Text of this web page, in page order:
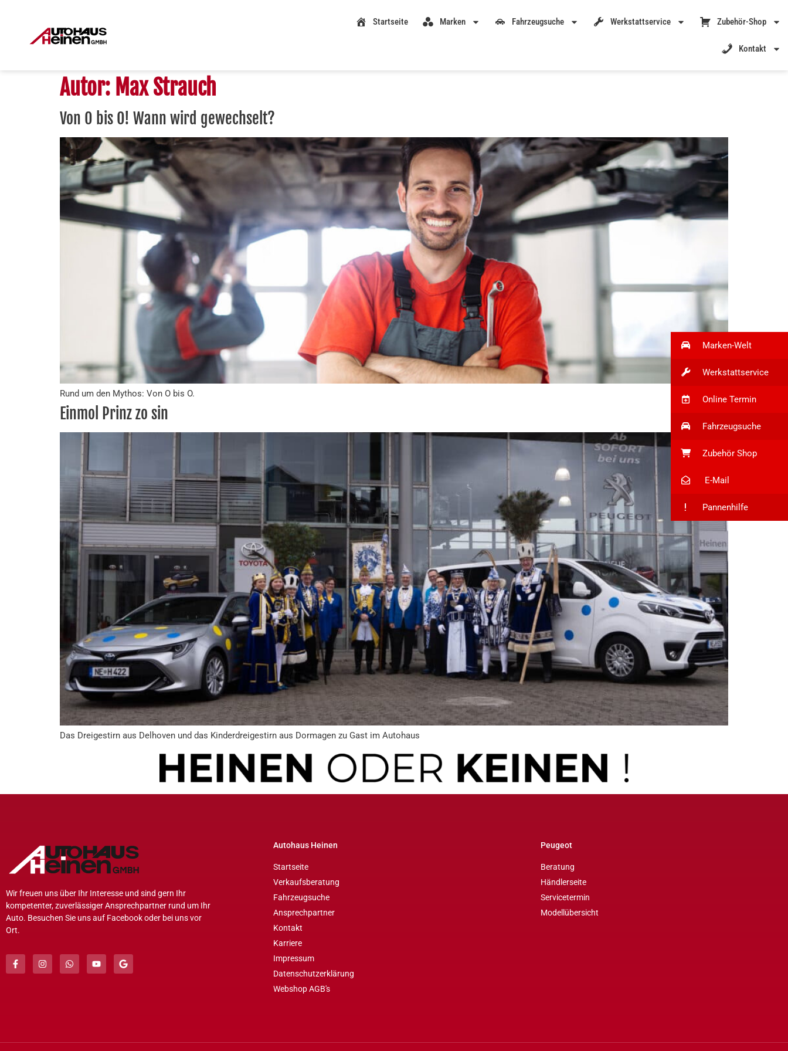
Startseite Marken Fahrzeugsuche Werkstattservice Zubehör-Shop
Kontakt
Autor: Max Strauch
Von O bis O! Wann wird gewechselt?
Rund um den Mythos: Von O bis O.
Einmol Prinz zo sin
Das Dreigestirn aus Delhoven und das Kinderdreigestirn aus Dormagen zu Gast im Autohaus
Wir freuen uns über Ihr Interesse und sind gern Ihr
kompetenter, zuverlässiger Ansprechpartner rund um Ihr
Auto. Besuchen Sie uns auf Facebook oder bei uns vor
Ort.
Autohaus Heinen
Startseite
Verkaufsberatung
Fahrzeugsuche
Ansprechpartner
Kontakt
Karriere
Impressum
Datenschutzerklärung
Webshop AGB's
Peugeot
Beratung
Händlerseite
Servicetermin
Modellübersicht
Marken-Welt
Werkstattservice
Online Termin
Fahrzeugsuche
Zubehör Shop
E-Mail
Pannenhilfe